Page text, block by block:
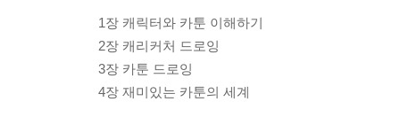
1장 캐릭터와 카툰 이해하기
2장 캐리커처 드로잉
3장 카툰 드로잉
4장 재미있는 카툰의 세계